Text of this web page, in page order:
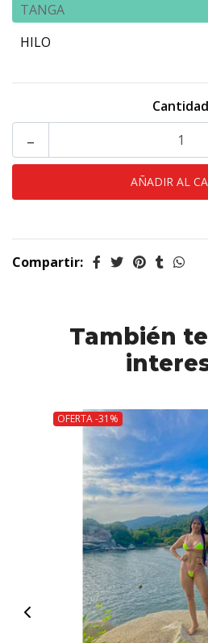
TANGA
HILO
Cantidad
-
Compartir:
También
OFERTA -31%